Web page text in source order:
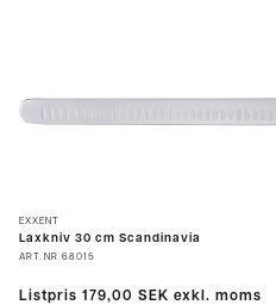
EXXENT
Laxkniv 30 cm Scandinavia
ART.NR 68015
Listpris 179,00 SEK exkl. moms